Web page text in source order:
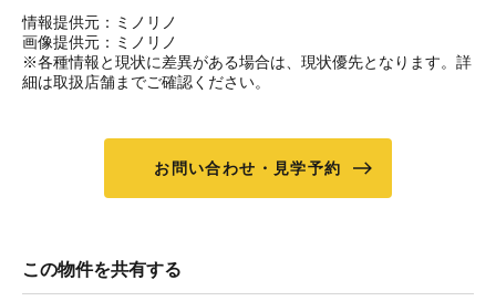
情報提供元：ミノリノ
画像提供元：ミノリノ
※各種情報と現状に差異がある場合は、現状優先となります。詳
細は取扱店舗までご確認ください。
お問い合わせ・見学予約
この物件を共有する